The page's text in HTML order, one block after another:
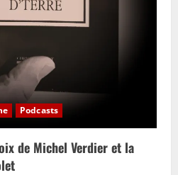
Podcasts
de Michel Verdier et la